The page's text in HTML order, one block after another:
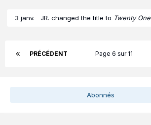
3 janv. JR. changed the title to Twenty
PRÉCÉDENT Page 6 sur 11
Abonnés